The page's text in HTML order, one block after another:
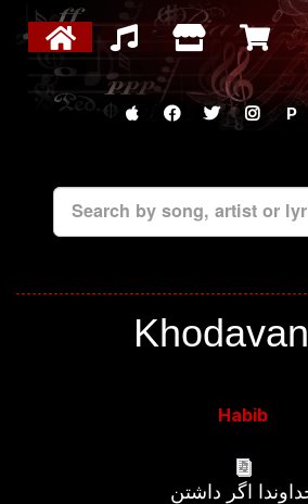
P
Search by song, artist or
Habib
اگر داشتن